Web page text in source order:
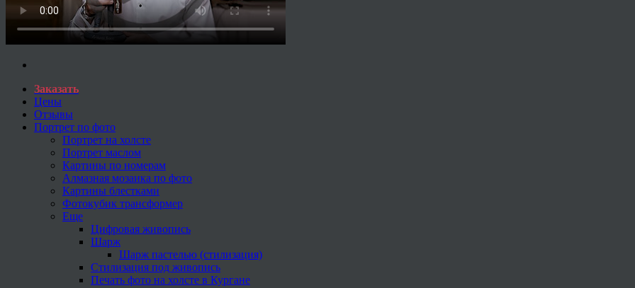
Заказать
Цены
Отзывы
Портрет по фото
Портрет на холсте
Портрет маслом
Картины по номерам
Алмазная мозаика по фото
Картины блестками
Фотокубик трансформер
Еще
Цифровая живопись
Шарж
Шарж пастелью (стилизация)
Стилизация под живопись
Печать фото на холсте в Кургане